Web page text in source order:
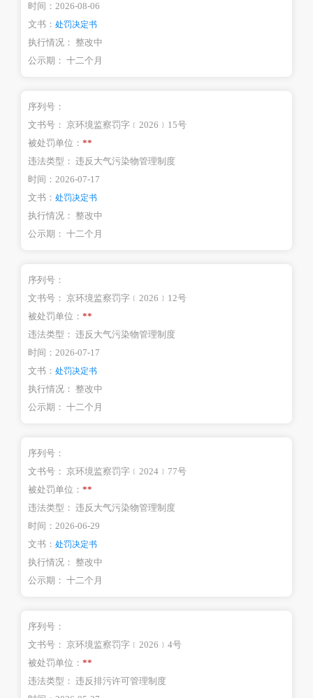
时间： 2026-08-06
文书： 处罚决定书
执行情况： 整改中
公示期： 十二个月
序列号：
文书号： 京环境监察罚字﹝2026﹞15号
被处罚单位： **
违法类型： 违反大气污染物管理制度
时间： 2026-07-17
文书： 处罚决定书
执行情况： 整改中
公示期： 十二个月
序列号：
文书号： 京环境监察罚字﹝2026﹞12号
被处罚单位： **
违法类型： 违反大气污染物管理制度
时间： 2026-07-17
文书： 处罚决定书
执行情况： 整改中
公示期： 十二个月
序列号：
文书号： 京环境监察罚字﹝2024﹞77号
被处罚单位： **
违法类型： 违反大气污染物管理制度
时间： 2026-06-29
文书： 处罚决定书
执行情况： 整改中
公示期： 十二个月
序列号：
文书号： 京环境监察罚字﹝2026﹞4号
被处罚单位： **
违法类型： 违反排污许可管理制度